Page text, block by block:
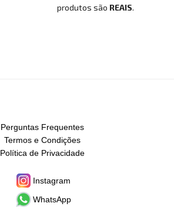
produtos são REAIS.
Perguntas Frequentes
Termos e Condições
Política de Privacidade
Instagram
WhatsApp